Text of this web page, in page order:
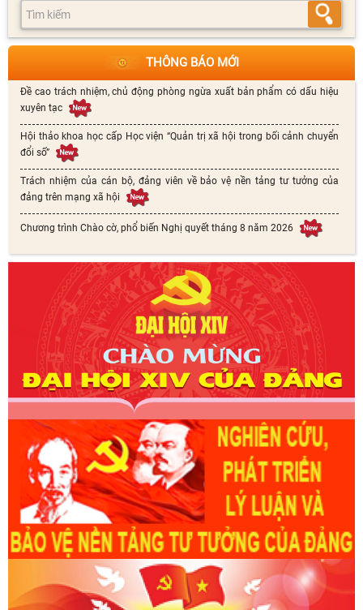
THÔNG BÁO MỚI
Đề cao trách nhiệm, chủ động phòng ngừa xuất bản phẩm có dấu hiệu
xuyên tạc
Hội thảo khoa học cấp Học viện “Quản trị xã hội trong bối cảnh chuyển
đổi số”
Trách nhiệm của cán bộ, đảng viên về bảo vệ nền tảng tư tưởng của
đảng trên mạng xã hội
Chương trình Chào cờ, phổ biến Nghị quyết tháng 8 năm 2026